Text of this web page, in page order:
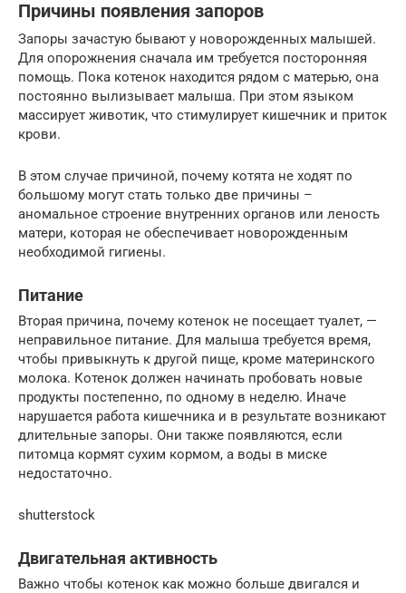
Причины появления запоров
Запоры зачастую бывают у новорожденных малышей.
Для опорожнения сначала им требуется посторонняя
помощь. Пока котенок находится рядом с матерью, она
постоянно вылизывает малыша. При этом языком
массирует животик, что стимулирует кишечник и приток
крови.
В этом случае причиной, почему котята не ходят по
большому могут стать только две причины –
аномальное строение внутренних органов или леность
матери, которая не обеспечивает новорожденным
необходимой гигиены.
Питание
Вторая причина, почему котенок не посещает туалет, —
неправильное питание. Для малыша требуется время,
чтобы привыкнуть к другой пище, кроме материнского
молока. Котенок должен начинать пробовать новые
продукты постепенно, по одному в неделю. Иначе
нарушается работа кишечника и в результате возникают
длительные запоры. Они также появляются, если
питомца кормят сухим кормом, а воды в миске
недостаточно.
shutterstock
Двигательная активность
Важно чтобы котенок как можно больше двигался и